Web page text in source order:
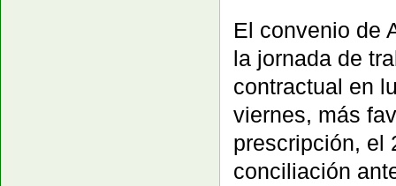
El convenio de
la jornada de
contractual en
viernes, más
prescripción, el
conciliación